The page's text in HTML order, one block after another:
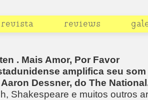
revista reviews
. Mais Amor, Por Favor
amplifica seu
Dessner, do The
Shakespeare e muitos outros